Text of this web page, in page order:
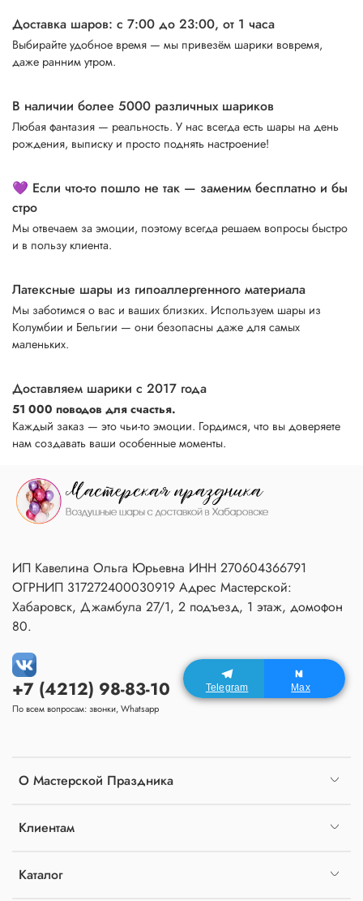
Доставка шаров: с 7:00 до 23:00, от 1 часа
Выбирайте удобное время — мы привезём шарики вовремя,
даже ранним утром.
В наличии более 5000 различных шариков
Любая фантазия — реальность. У нас всегда есть шары на день
рождения, выписку и просто поднять настроение!
💜 Если что-то пошло не так — заменим бесплатно и бы
стро
Мы отвечаем за эмоции, поэтому всегда решаем вопросы быстро
и в пользу клиента.
Латексные шары из гипоаллергенного материала
Мы заботимся о вас и ваших близких. Используем шары из
Колумбии и Бельгии — они безопасны даже для самых
маленьких.
Доставляем шарики с 2017 года
51 000 поводов для счастья.
Каждый заказ — это чьи-то эмоции. Гордимся, что вы доверяете
нам создавать ваши особенные моменты.
О Мастерской Праздника
Клиентам
Каталог
+7 (4212) 98-83-10
По всем вопросам: звонки, Whatsapp
ИП Кавелина Ольга Юрьевна ИНН 270604366791
ОГРНИП 317272400030919 Адрес Мастерской:
Хабаровск, Джамбула 27/1, 2 подъезд, 1 этаж, домофон
80.
Telegram Max